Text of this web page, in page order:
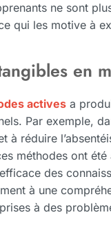
ne sont
qui les motive à
en
actives a
Par exemple,
à réduire
méthodes ont
des
à une
à des